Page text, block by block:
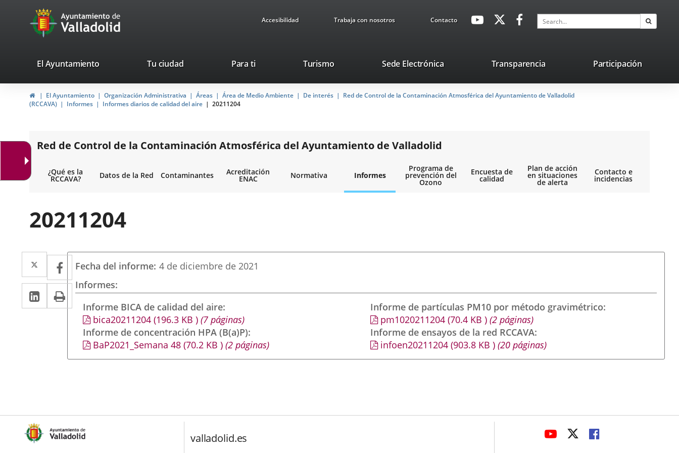
Portal
Web
Ayuntamiento
de
Valladolid
Accesibilidad Trabaja con nosotros ContactoavaHeaderSocial
Link
Link
application.
application.
Search
valladolid.es
El Ayuntamiento Tu ciudad Para ti TurismoThis
will
open
up
window.
Sede ElectrónicaLink
external
application.
Transparencia Participación
HomeEl Ayuntamiento Organización Administrativa Áreas Área de Medio Ambiente De interés
Red de Control de la Contaminación Atmosférica del Ayuntamiento de Valladolid
(RCCAVA)
Informes Informes diarios de calidad del aire 20211204
Red de Control de la Contaminación Atmosférica del Ayuntamiento de Valladolid
¿Qué es la
RCCAVA? Datos de la Red Contaminantes Acreditación
ENAC Normativa Informes
Programa de
prevención del
Ozono
Encuesta de
calidad
Plan de acción
en situaciones
de alerta
Contacto e
incidencias
20211204
Twitter
Enlace
a
una
aplicación
externa.
Facebook
Enlace
a
una
aplicación
externa.
Linkedin
Enlace
a
aplicación
externa.
Print
Fecha del informe 4 de diciembre de 2021
Informes
Informe BICA de calidad del aire
bica20211204(196.3 KB )(7 páginas)
Informe de concentración HPA (B(a)P)
BaP2021_Semana 48(70.2 KB )(2 páginas)
Informe de partículas PM10 por método gravimétrico
pm1020211204 (70.4 KB) (2 páginas)
Informe de ensayos de la red RCCAVA
infoen20211204 (903.8 KB) (20 páginas)
valladolid.es
LINK
LINKLINK